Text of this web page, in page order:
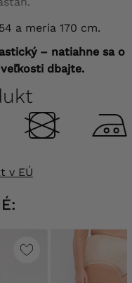
a meria 170 cm.
– natiahne sa o
dbajte.
v EÚ